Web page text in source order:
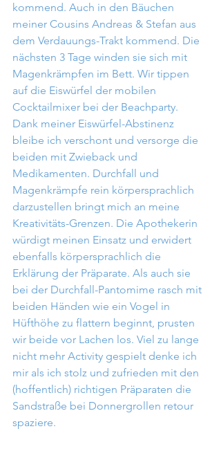
kommend. Auch in den Bäuchen
meiner Cousins Andreas & Stefan aus
dem Verdauungs-Trakt kommend. Die
nächsten 3 Tage winden sie sich mit
Magenkrämpfen im Bett. Wir tippen
auf die Eiswürfel der mobilen
Cocktailmixer bei der Beachparty.
Dank meiner Eiswürfel-Abstinenz
bleibe ich verschont und versorge die
beiden mit Zwieback und
Medikamenten. Durchfall und
Magenkrämpfe rein körpersprachlich
darzustellen bringt mich an meine
Kreativitäts-Grenzen. Die Apothekerin
würdigt meinen Einsatz und erwidert
ebenfalls körpersprachlich die
Erklärung der Präparate. Als auch sie
bei der Durchfall-Pantomime rasch mit
beiden Händen wie ein Vogel in
Hüfthöhe zu flattern beginnt, prusten
wir beide vor Lachen los. Viel zu lange
nicht mehr Activity gespielt denke ich
mir als ich stolz und zufrieden mit den
(hoffentlich) richtigen Präparaten die
Sandstraße bei Donnergrollen retour
spaziere.